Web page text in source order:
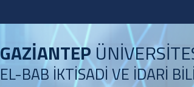
GAZİANTEP
EL-BAB İKTİSADİ VE İDARİ